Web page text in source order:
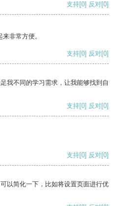
支持[0] 反对[0]
非常方便。
支持[0] 反对[0]
我不同的学习需求，让我能够找到自
支持[0] 反对[0]
支持[0] 反对[0]
以简化一下，比如将设置页面进行优